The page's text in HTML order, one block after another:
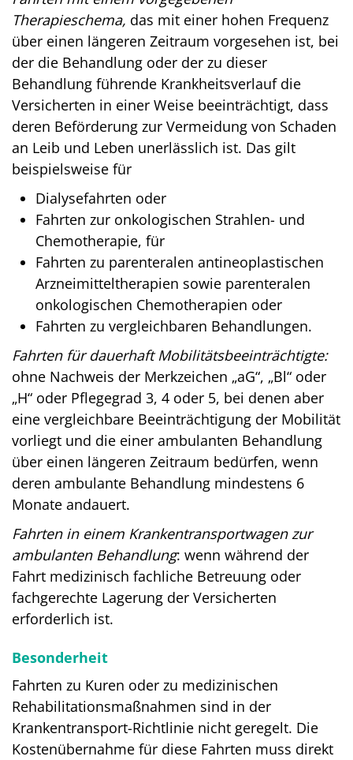
Therapieschema, das mit einer hohen Frequenz
über einen längeren Zeitraum vorgesehen ist, bei
der die Behandlung oder der zu dieser
Behandlung führende Krankheitsverlauf die
Versicherten in einer Weise beeinträchtigt, dass
deren Beförderung zur Vermeidung von Schaden
an Leib und Leben unerlässlich ist. Das gilt
beispielsweise für
Dialysefahrten oder
Fahrten zur onkologischen Strahlen- und
Chemotherapie, für
Fahrten zu parenteralen antineoplastischen
Arzneimitteltherapien sowie parenteralen
onkologischen Chemotherapien oder
Fahrten zu vergleichbaren Behandlungen.
Fahrten für dauerhaft Mobilitätsbeeinträchtigte:
ohne Nachweis der Merkzeichen „aG“, „Bl“ oder
„H“ oder Pflegegrad 3, 4 oder 5, bei denen aber
eine vergleichbare Beeinträchtigung der Mobilität
vorliegt und die einer ambulanten Behandlung
über einen längeren Zeitraum bedürfen, wenn
deren ambulante Behandlung mindestens 6
Monate andauert.
Fahrten in einem Krankentransportwagen zur
ambulanten Behandlung: wenn während der
Fahrt medizinisch fachliche Betreuung oder
fachgerechte Lagerung der Versicherten
erforderlich ist.
Besonderheit
Fahrten zu Kuren oder zu medizinischen
Rehabilitationsmaßnahmen sind in der
Krankentransport-Richtlinie nicht geregelt. Die
Kostenübernahme für diese Fahrten muss direkt